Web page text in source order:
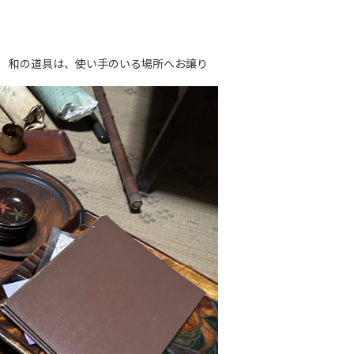
和の道具は、使い手のいる場所へお譲り